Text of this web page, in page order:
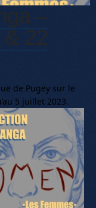
–
22
de Pugey sur le
5 juillet 2023.